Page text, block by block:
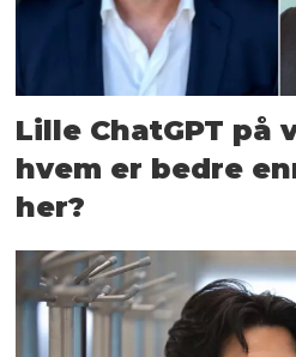
Lille ChatGPT på
hvem er bedre
her?